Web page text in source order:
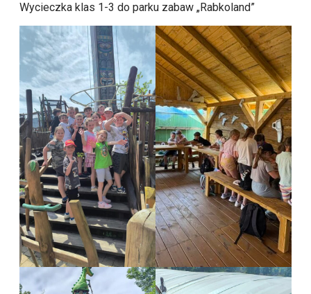
Wycieczka klas 1-3 do parku zabaw „Rabkoland”